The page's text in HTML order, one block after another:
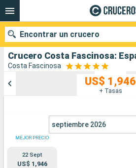
Costa Fascinosa
US$ 1,946
+ Tasas
septiembre 2026
MEJOR PRECIO
22 Sept
US$ 1,946
Encontrar un crucero
Puertos